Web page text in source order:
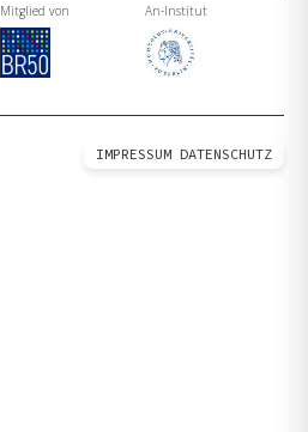
Mitglied von An-Institut
IMPRESSUM DATENSCHUTZ